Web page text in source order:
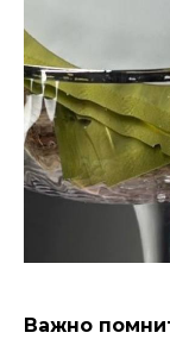
Важно